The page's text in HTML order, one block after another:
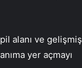
alanı ve gelişmiş
yer açmayı